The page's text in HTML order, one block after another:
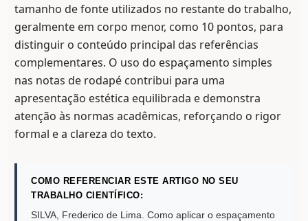
tamanho de fonte utilizados no restante do trabalho,
geralmente em corpo menor, como 10 pontos, para
distinguir o conteúdo principal das referências
complementares. O uso do espaçamento simples
nas notas de rodapé contribui para uma
apresentação estética equilibrada e demonstra
atenção às normas acadêmicas, reforçando o rigor
formal e a clareza do texto.
COMO REFERENCIAR ESTE ARTIGO NO SEU
TRABALHO CIENTÍFICO:
SILVA, Frederico de Lima. Como aplicar o espaçamento